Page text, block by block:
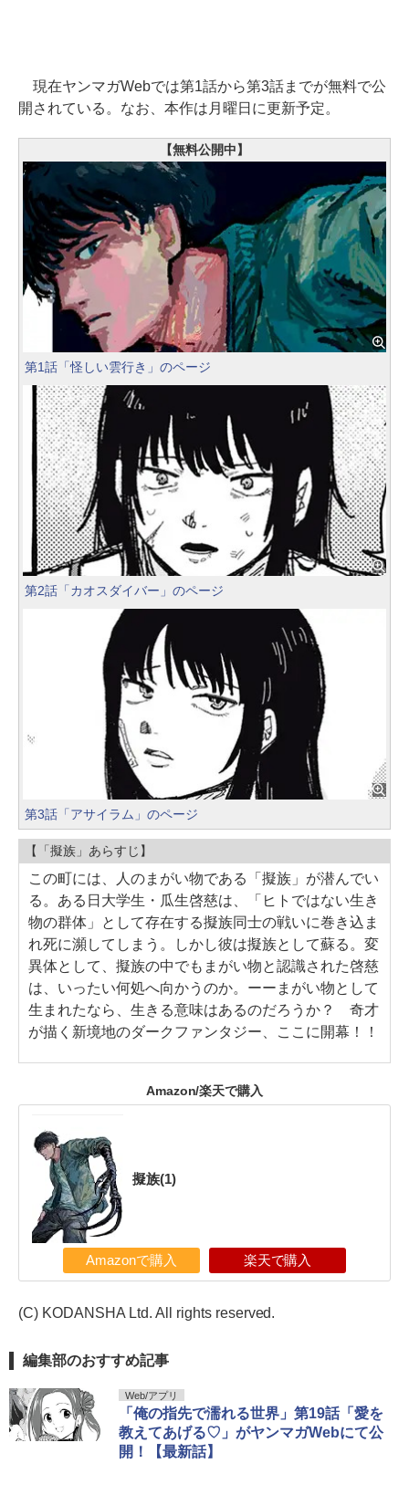
現在ヤンマガWebでは第1話から第3話までが無料で公
開されている。なお、本作は月曜日に更新予定。
【無料公開中】
第1話「怪しい雲行き」のページ
第2話「カオスダイバー」のページ
第3話「アサイラム」のページ
【「擬族」あらすじ】
この町には、人のまがい物である「擬族」が潜んでい
る。ある日大学生・瓜生啓慈は、「ヒトではない生き
物の群体」として存在する擬族同士の戦いに巻き込ま
れ死に瀕してしまう。しかし彼は擬族として蘇る。変
異体として、擬族の中でもまがい物と認識された啓慈
は、いったい何処へ向かうのか。ーーまがい物として
生まれたなら、生きる意味はあるのだろうか？ 奇才
が描く新境地のダークファンタジー、ここに開幕！！
Amazon/楽天で購入
擬族(1)
Amazonで購入 楽天で購入
(C) KODANSHA Ltd. All rights reserved.
編集部のおすすめ記事
Web/アプリ
「俺の指先で濡れる世界」第19話「愛を
教えてあげる♡」がヤンマガWebにて公
開！【最新話】